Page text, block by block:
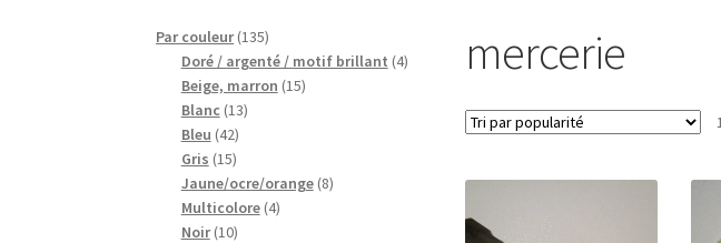
mercerie
Par couleur 135135
produits
Doré / argenté / motif brillant 44
Beige, marron 1515
Blanc 1313
Bleu 4242
produits
Gris 1515
produits
Jaune/ocre/orange 88
Multicolore 44
Noir 1010